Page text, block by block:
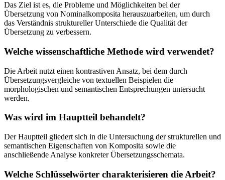
Das Ziel ist es, die Probleme und Möglichkeiten bei der
Übersetzung von Nominalkomposita herauszuarbeiten, um durch
das Verständnis struktureller Unterschiede die Qualität der
Übersetzung zu verbessern.
Welche wissenschaftliche Methode wird verwendet?
Die Arbeit nutzt einen kontrastiven Ansatz, bei dem durch
Übersetzungsvergleiche von textuellen Beispielen die
morphologischen und semantischen Entsprechungen untersucht
werden.
Was wird im Hauptteil behandelt?
Der Hauptteil gliedert sich in die Untersuchung der strukturellen und
semantischen Eigenschaften von Komposita sowie die
anschließende Analyse konkreter Übersetzungsschemata.
Welche Schlüsselwörter charakterisieren die Arbeit?